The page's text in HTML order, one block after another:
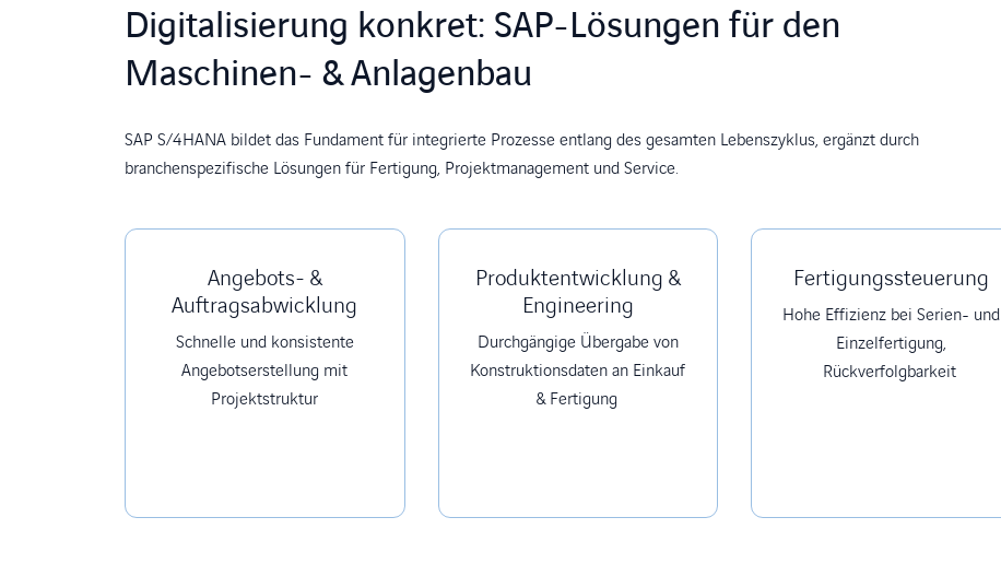
Digitalisierung konkret: SAP-Lösungen für den
Maschinen- & Anlagenbau
SAP S/4HANA bildet das Fundament für integrierte Prozesse entlang des gesamten Lebenszyklus, ergänzt durch
branchenspezifische Lösungen für Fertigung, Projektmanagement und Service.
Angebots- &
Auftragsabwicklung
Schnelle und konsistente
Angebotserstellung mit
Projektstruktur
Produktentwicklung &
Engineering
Durchgängige Übergabe von
Konstruktionsdaten an Einkauf
& Fertigung
Fertigungssteuerung
Hohe Effizienz bei Serien- und
Einzelfertigung,
Rückverfolgbarkeit